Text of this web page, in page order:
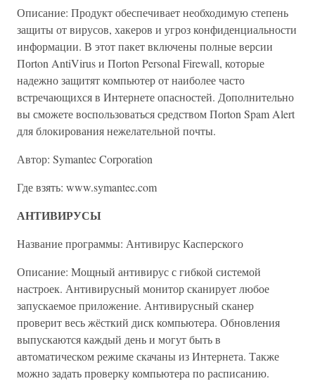
Описание: Продукт обеспечивает необходимую степень
защиты от вирусов, хакеров и угроз конфиденциальности
информации. В этот пакет включены полные версии
Поrton AntiVirus и Поrton Personal Firewall, которые
надежно защитят компьютер от наиболее часто
встречающихся в Интернете опасностей. Дополнительно
вы сможете воспользоваться средством Поrton Spam Alert
для блокирования нежелательной почты.
Автор: Symantec Corporation
Где взять: www.symantec.com
АНТИВИРУСЫ
Название программы: Антивирус Касперского
Описание: Мощный антивирус с гибкой системой
настроек. Антивирусный монитор сканирует любое
запускаемое приложение. Антивирусный сканер
проверит весь жёсткий диск компьютера. Обновления
выпускаются каждый день и могут быть в
автоматическом режиме скачаны из Интернета. Также
можно задать проверку компьютера по расписанию.